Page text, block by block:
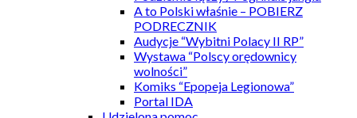
A to Polski właśnie – POBIERZ
PODRECZNIK
Audycje “Wybitni Polacy II RP”
Wystawa “Polscy orędownicy
wolności”
Komiks “Epopeja Legionowa”
Portal IDA